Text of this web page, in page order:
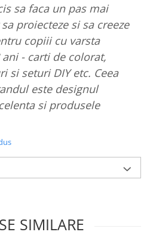
sa faca un pas mai
proiecteze si sa creeze
copiii cu varsta
- carti de colorat,
si seturi DIY etc. Ceea
este designul
si produsele
SIMILARE